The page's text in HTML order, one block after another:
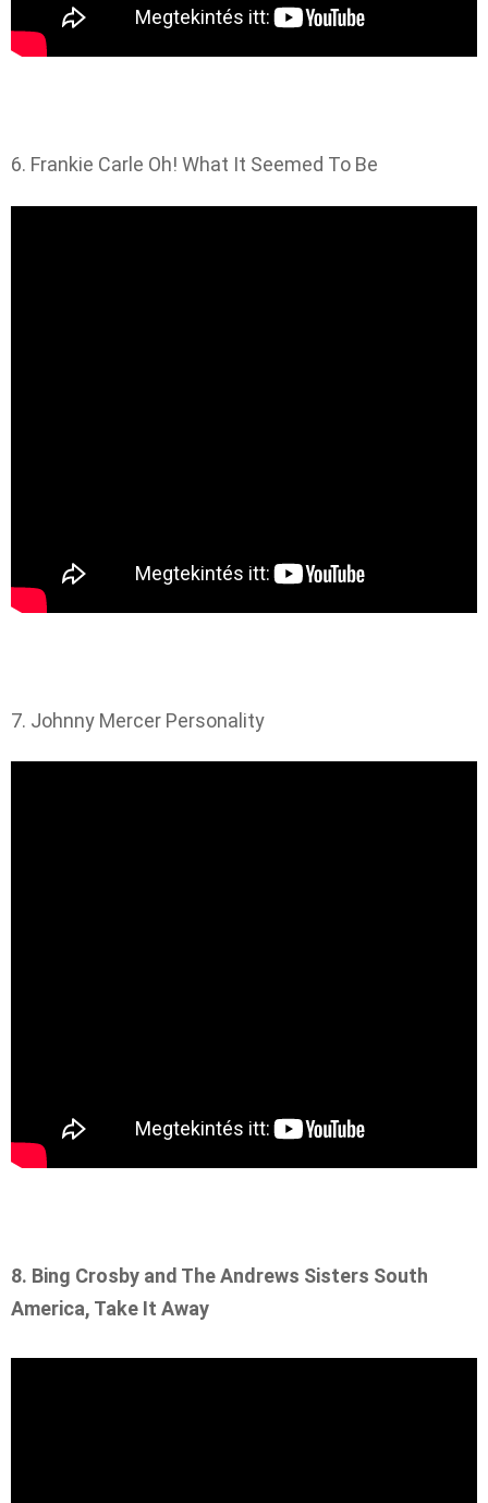
6. Frankie Carle Oh! What It Seemed To Be
7. Johnny Mercer Personality
8. Bing Crosby and The Andrews Sisters South
America, Take It Away